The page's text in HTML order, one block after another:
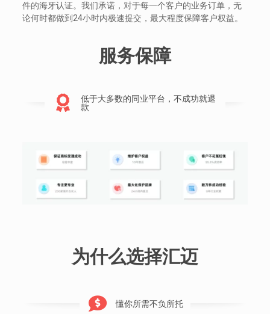
件的海牙认证。我们承诺，对于每一个客户的业务订单，无
论何时都做到24小时内极速提交，最大程度保障客户权益。
服务保障
低于大多数的同业平台，不成功就退
款
为什么选择汇迈
懂你所需不负所托